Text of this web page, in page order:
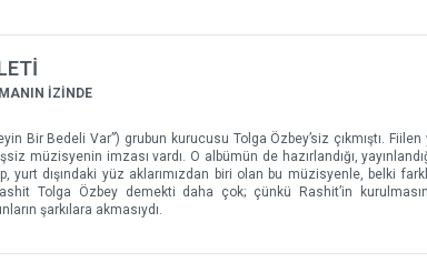
İZİNDE
Bir Bedeli Var”) grubun kurucusu Tolga Özbey’siz çıkmıştı.
müzisyenin imzası vardı. O albümün de hazırlandığı,
yurt dışındaki yüz aklarımızdan biri olan bu müzisyenle, belki
Tolga Özbey demekti daha çok; çünkü Rashit’in
şarkılara akmasıydı.